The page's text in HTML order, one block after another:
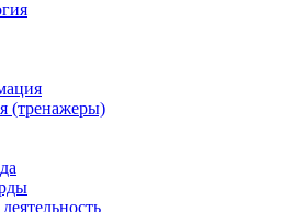
(тренажеры)